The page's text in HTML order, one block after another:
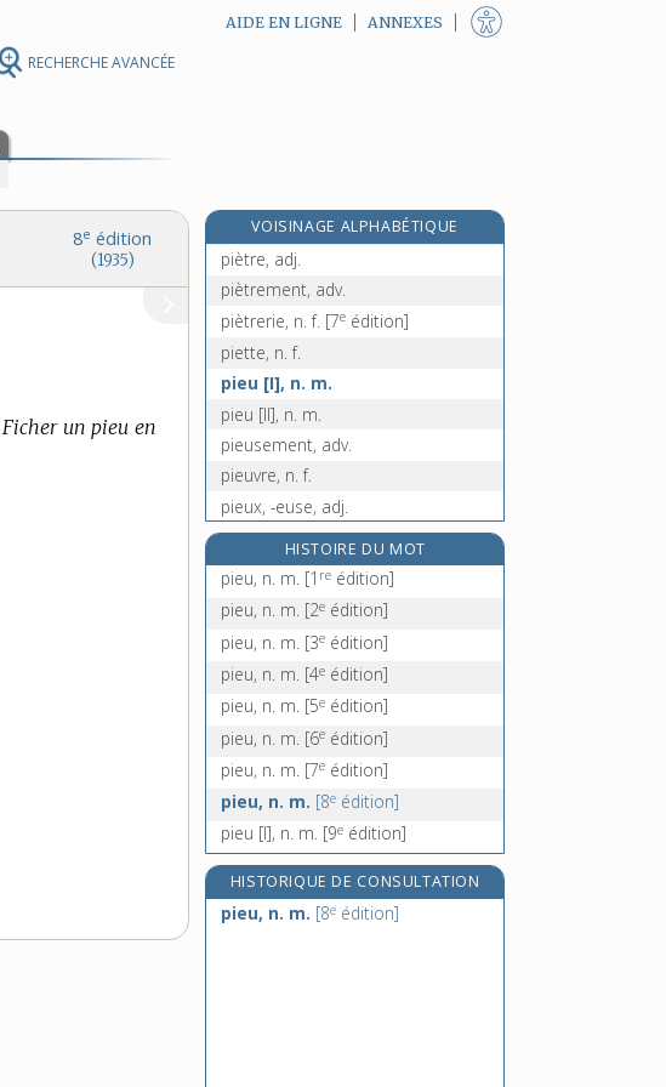
RECHERCHE AVANCÉE
AIDE EN LIGNE ANNEXES
8e édition
(1935)
Ficher un pieu en
VOISINAGE ALPHABÉTIQUE
piétonnier, -ière, adj.
piètre, adj.
piètrement, adv.
piètrerie, n. f. [7e édition]
piette, n. f.
pieu [I], n. m.
pieu [II], n. m.
pieusement, adv.
pieuvre, n. f.
pieux, -euse, adj.
piézo-, préf.
piézoélectricité, n. f.
piézoélectrique, adj.
piézomètre, n. m.
HISTOIRE DU MOT
pieu, n. m. [1 re édition]
pieu, n. m. [2e édition]
pieu, n. m. [3e édition]
pieu, n. m. [4e édition]
pieu, n. m. [5e édition]
pieu, n. m. [6e édition]
pieu, n. m. [7e édition]
pieu, n. m. [8e édition]
pieu [I], n. m. [9e édition]
HISTORIQUE DE CONSULTATION
pieu, n. m. [8e édition]